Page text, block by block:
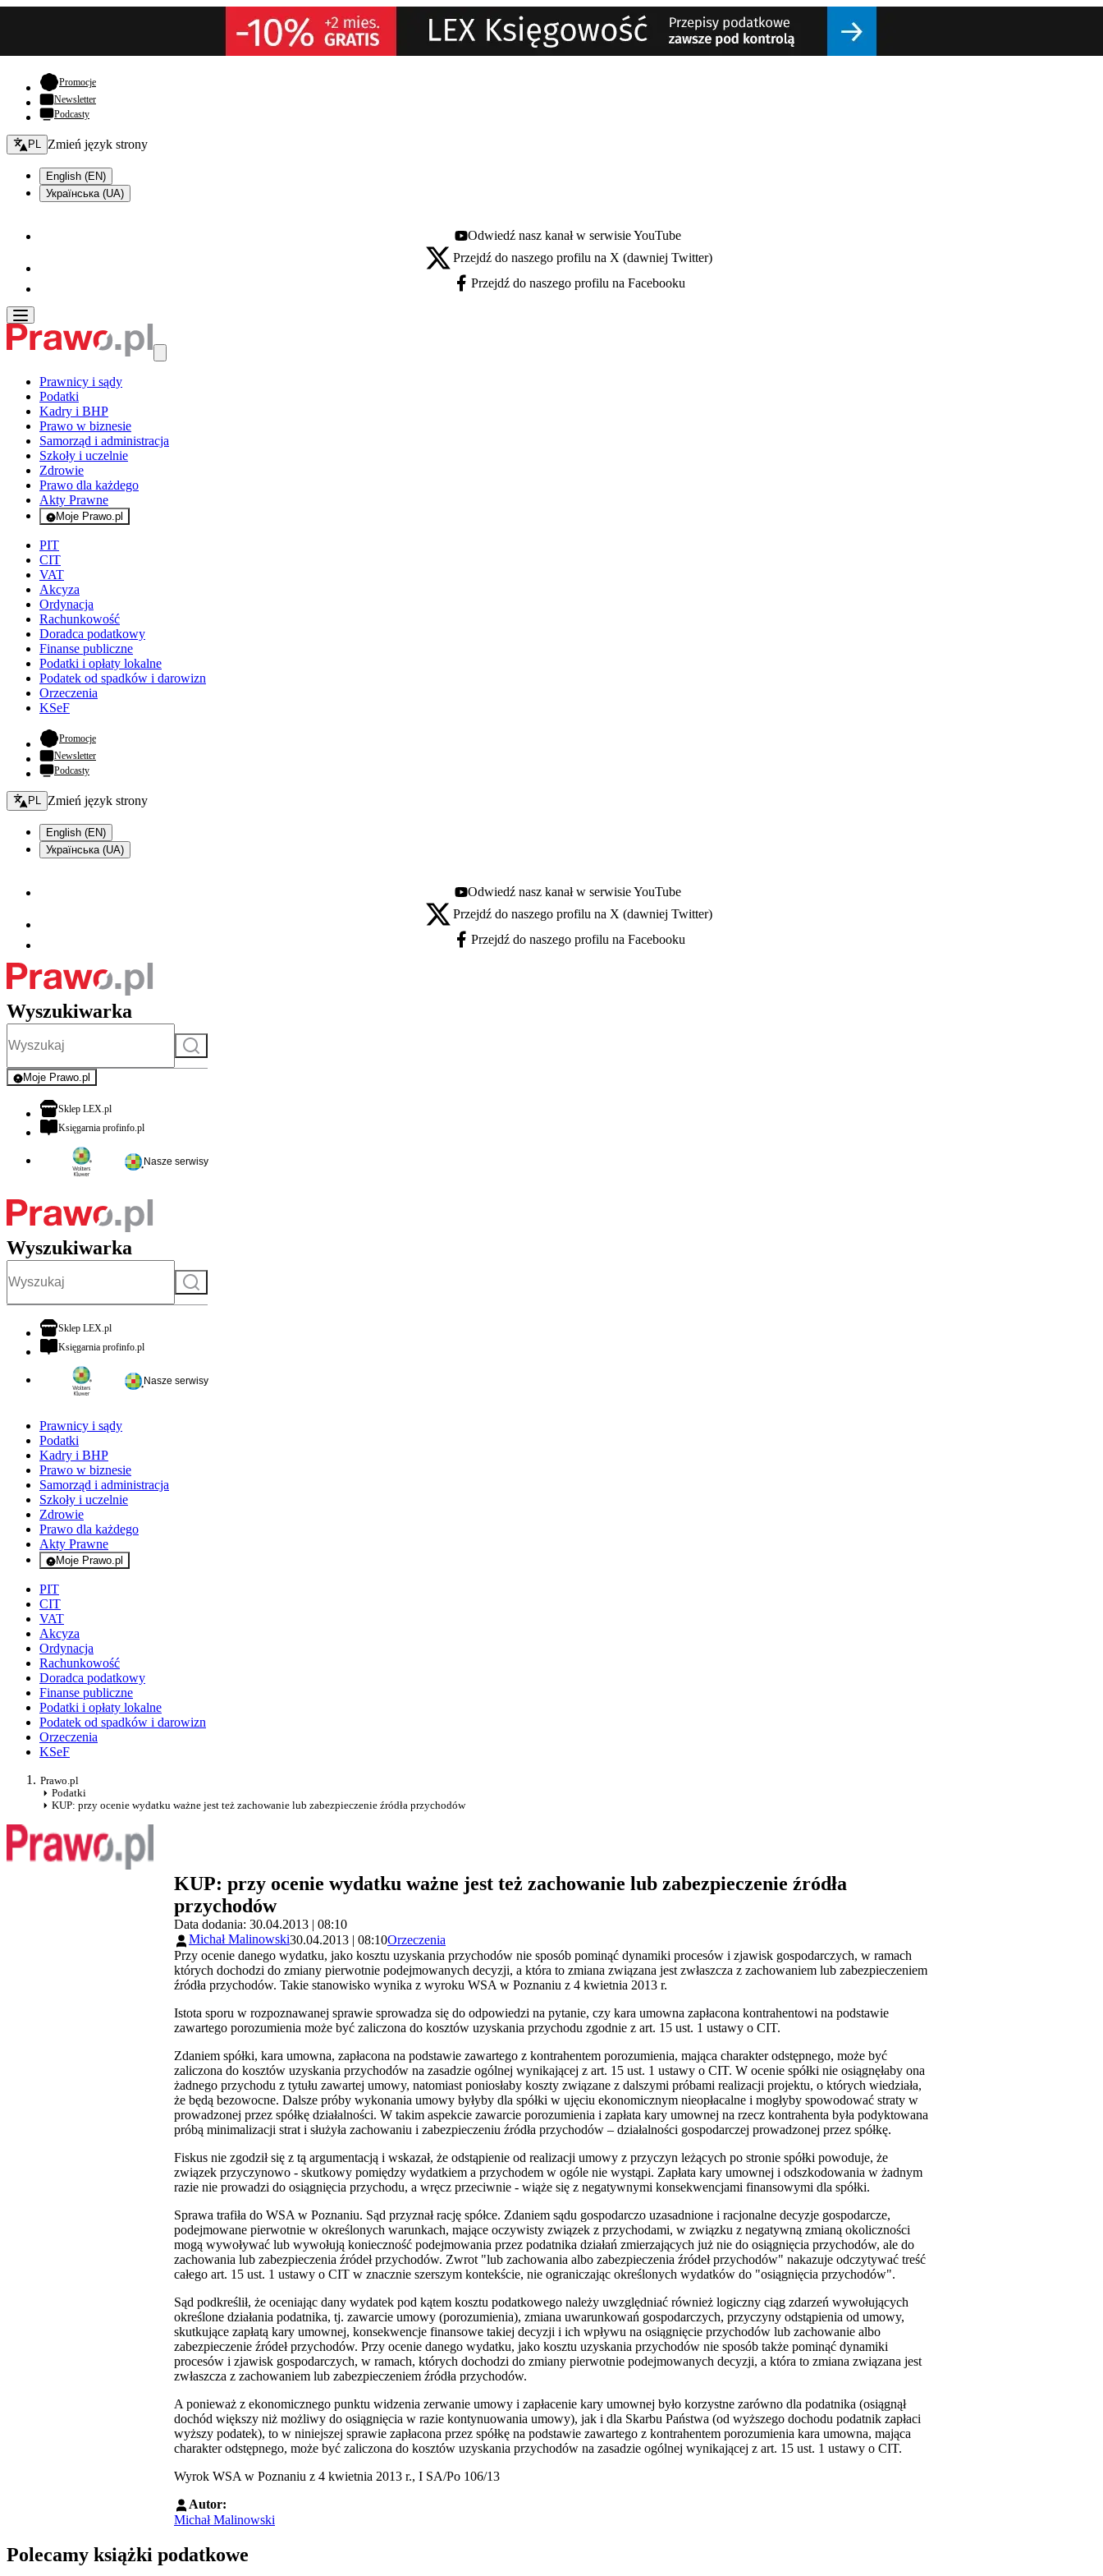
Promocje- otwiera się w nowej karcie
Newsletter
Podcasty
Zmień język - bieżący:
PL Zmień język strony
English (EN)
Українська (UA)
Youtube - otwiera się w nowej karcie
Odwiedź nasz kanał w serwisie YouTube
X - otwiera się w nowej karcie
Przejdź do naszego profilu na X (dawniej Twitter)
Facebook - otwiera się w nowej karcie
Przejdź do naszego profilu na Facebooku
Prawnicy i sądy
Podatki
Kadry i BHP
Prawo w biznesie
Samorząd i administracja
Szkoły i uczelnie
Zdrowie
Prawo dla każdego
Akty Prawne
Moje Prawo.pl
- rejestracja i logowanie do serwisu
PIT
CIT
VAT
Akcyza
Ordynacja
Rachunkowość
Doradca podatkowy
Finanse publiczne
Podatki i opłaty lokalne
Podatek od spadków i darowizn
Orzeczenia
KSeF
Promocje- otwiera się w nowej karcie
Newsletter
Podcasty
Zmień język - bieżący:
PL Zmień język strony
English (EN)
Українська (UA)
Youtube - otwiera się w nowej karcie
Odwiedź nasz kanał w serwisie YouTube
X - otwiera się w nowej karcie
Przejdź do naszego profilu na X (dawniej Twitter)
Facebook - otwiera się w nowej karcie
Przejdź do naszego profilu na Facebooku
Wyszukiwarka
Szukaj
Moje Prawo.pl
- rejestracja i logowanie do serwisu
Sklep LEX.plotwiera się w nowej karcie
Księgarnia profinfo.plotwiera się w nowej karcie
Nasze serwisy
Wyszukiwarka
Szukaj
Sklep LEX.plotwiera się w nowej karcie
Księgarnia profinfo.plotwiera się w nowej karcie
Nasze serwisy
Prawnicy i sądy
Podatki
Kadry i BHP
Prawo w biznesie
Samorząd i administracja
Szkoły i uczelnie
Zdrowie
Prawo dla każdego
Akty Prawne
Moje Prawo.pl
- rejestracja i logowanie do serwisu
PIT
CIT
VAT
Akcyza
Ordynacja
Rachunkowość
Doradca podatkowy
Finanse publiczne
Podatki i opłaty lokalne
Podatek od spadków i darowizn
Orzeczenia
KSeF
Prawo.pl
Podatki
KUP: przy ocenie wydatku ważne jest też zachowanie lub zabezpieczenie źródła przychodów
KUP: przy ocenie wydatku ważne jest też zachowanie lub zabezpieczenie źródła
przychodów
Data dodania: 30.04.2013 | 08:10
Michał Malinowski30.04.2013 | 08:10Orzeczenia
Przy ocenie danego wydatku, jako kosztu uzyskania przychodów nie sposób pominąć dynamiki procesów i zjawisk gospodarczych, w ramach
których dochodzi do zmiany pierwotnie podejmowanych decyzji, a która to zmiana związana jest zwłaszcza z zachowaniem lub zabezpieczeniem
źródła przychodów. Takie stanowisko wynika z wyroku WSA w Poznaniu z 4 kwietnia 2013 r.
Istota sporu w rozpoznawanej sprawie sprowadza się do odpowiedzi na pytanie, czy kara umowna zapłacona kontrahentowi na podstawie
zawartego porozumienia może być zaliczona do kosztów uzyskania przychodu zgodnie z art. 15 ust. 1 ustawy o CIT.
Zdaniem spółki, kara umowna, zapłacona na podstawie zawartego z kontrahentem porozumienia, mająca charakter odstępnego, może być
zaliczona do kosztów uzyskania przychodów na zasadzie ogólnej wynikającej z art. 15 ust. 1 ustawy o CIT. W ocenie spółki nie osiągnęłaby ona
żadnego przychodu z tytułu zawartej umowy, natomiast poniosłaby koszty związane z dalszymi próbami realizacji projektu, o których wiedziała,
że będą bezowocne. Dalsze próby wykonania umowy byłyby dla spółki w ujęciu ekonomicznym nieopłacalne i mogłyby spowodować straty w
prowadzonej przez spółkę działalności. W takim aspekcie zawarcie porozumienia i zapłata kary umownej na rzecz kontrahenta była podyktowana
próbą minimalizacji strat i służyła zachowaniu i zabezpieczeniu źródła przychodów – działalności gospodarczej prowadzonej przez spółkę.
Fiskus nie zgodził się z tą argumentacją i wskazał, że odstąpienie od realizacji umowy z przyczyn leżących po stronie spółki powoduje, że
związek przyczynowo - skutkowy pomiędzy wydatkiem a przychodem w ogóle nie wystąpi. Zapłata kary umownej i odszkodowania w żadnym
razie nie prowadzi do osiągnięcia przychodu, a wręcz przeciwnie - wiąże się z negatywnymi konsekwencjami finansowymi dla spółki.
Sprawa trafiła do WSA w Poznaniu. Sąd przyznał rację spółce. Zdaniem sądu gospodarczo uzasadnione i racjonalne decyzje gospodarcze,
podejmowane pierwotnie w określonych warunkach, mające oczywisty związek z przychodami, w związku z negatywną zmianą okoliczności
mogą wywoływać lub wywołują konieczność podejmowania przez podatnika działań zmierzających już nie do osiągnięcia przychodów, ale do
zachowania lub zabezpieczenia źródeł przychodów. Zwrot "lub zachowania albo zabezpieczenia źródeł przychodów" nakazuje odczytywać treść
całego art. 15 ust. 1 ustawy o CIT w znacznie szerszym kontekście, nie ograniczając określonych wydatków do "osiągnięcia przychodów".
Sąd podkreślił, że oceniając dany wydatek pod kątem kosztu podatkowego należy uwzględniać również logiczny ciąg zdarzeń wywołujących
określone działania podatnika, tj. zawarcie umowy (porozumienia), zmiana uwarunkowań gospodarczych, przyczyny odstąpienia od umowy,
skutkujące zapłatą kary umownej, konsekwencje finansowe takiej decyzji i ich wpływu na osiągnięcie przychodów lub zachowanie albo
zabezpieczenie źródeł przychodów. Przy ocenie danego wydatku, jako kosztu uzyskania przychodów nie sposób także pominąć dynamiki
procesów i zjawisk gospodarczych, w ramach, których dochodzi do zmiany pierwotnie podejmowanych decyzji, a która to zmiana związana jest
zwłaszcza z zachowaniem lub zabezpieczeniem źródła przychodów.
A ponieważ z ekonomicznego punktu widzenia zerwanie umowy i zapłacenie kary umownej było korzystne zarówno dla podatnika (osiągnął
dochód większy niż możliwy do osiągnięcia w razie kontynuowania umowy), jak i dla Skarbu Państwa (od wyższego dochodu podatnik zapłaci
wyższy podatek), to w niniejszej sprawie zapłacona przez spółkę na podstawie zawartego z kontrahentem porozumienia kara umowna, mająca
charakter odstępnego, może być zaliczona do kosztów uzyskania przychodów na zasadzie ogólnej wynikającej z art. 15 ust. 1 ustawy o CIT.
Wyrok WSA w Poznaniu z 4 kwietnia 2013 r., I SA/Po 106/13
Autor:
Michał Malinowski
Polecamy książki podatkowe